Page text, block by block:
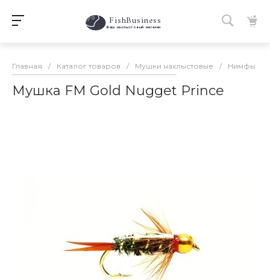
FishBusiness
Ваш нахлыстовый магазин
Главная / Каталог товаров / Мушки нахлыстовые / Нимфы
Мушка FM Gold Nugget Prince